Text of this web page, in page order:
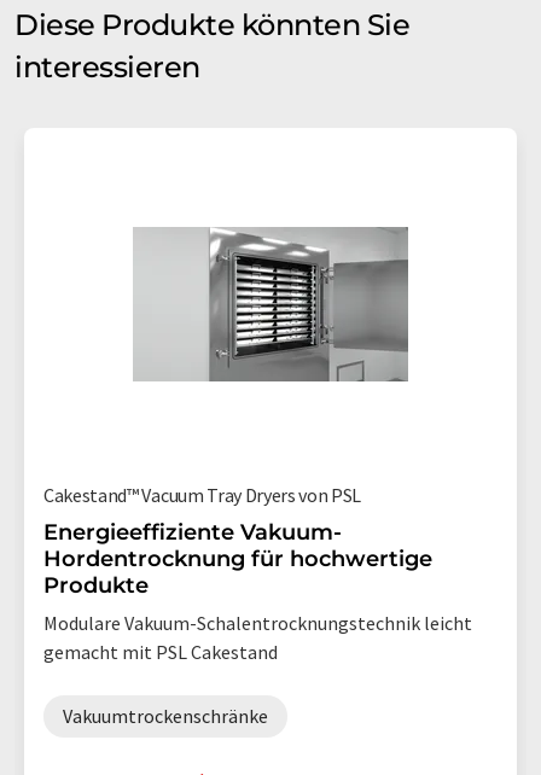
Diese Produkte könnten Sie
interessieren
Cakestand™ Vacuum Tray Dryers von PSL
Energieeffiziente Vakuum-
Hordentrocknung für hochwertige
Produkte
Modulare Vakuum-Schalentrocknungstechnik leicht
gemacht mit PSL Cakestand
Vakuumtrockenschränke